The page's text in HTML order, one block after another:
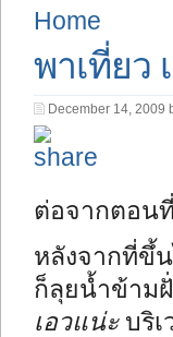
Home
พาเที่ยว
December 14, 2009
ต่อจากตอน
หลังจากที่ขึ้
ก็ลุยน้ำข้าม
เอวแน่ะบริเ